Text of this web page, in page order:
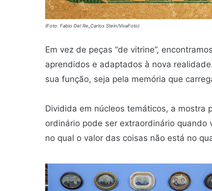
(Foto: Fabio Del Re_Carlos Stein/VivaFoto)
Em vez de peças “de vitrine”,
aprendidos e adaptados à nova
sua função, seja pela memória que
Dividida em núcleos temáticos, a mostra
ordinário pode ser extraordinário
no qual o valor das coisas não está no